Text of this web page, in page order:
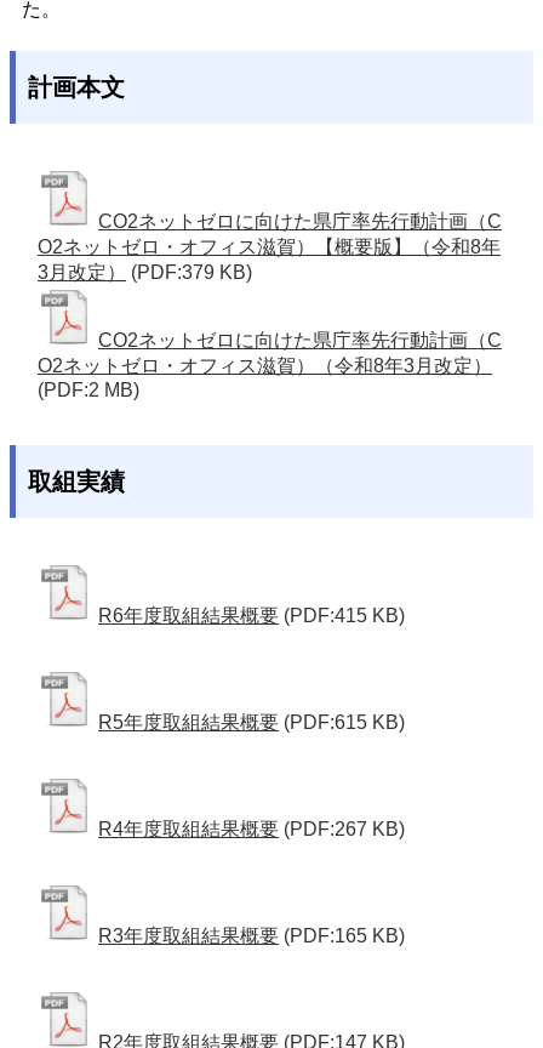
た。
計画本文
CO2ネットゼロに向けた県庁率先行動計画（C
O2ネットゼロ・オフィス滋賀）【概要版】（令和8年
3月改定）
(PDF:379 KB)
CO2ネットゼロに向けた県庁率先行動計画（C
O2ネットゼロ・オフィス滋賀）（令和8年3月改定）
(PDF:2 MB)
取組実績
R6年度取組結果概要 (PDF:415 KB)
R5年度取組結果概要 (PDF:615 KB)
R4年度取組結果概要 (PDF:267 KB)
R3年度取組結果概要 (PDF:165 KB)
R2年度取組結果概要 (PDF:147 KB)